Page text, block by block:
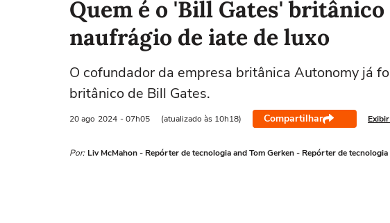
Quem é o 'Bill Gates'
naufrágio de iate de luxo
O cofundador da empresa britânica Autonomy já
britânico de Bill Gates.
20 ago 2024 - 07h05 (atualizado às 10h18) Compartilhar
Por: Liv McMahon - Repórter de tecnologia and Tom Gerken - Repórter de tecnologia